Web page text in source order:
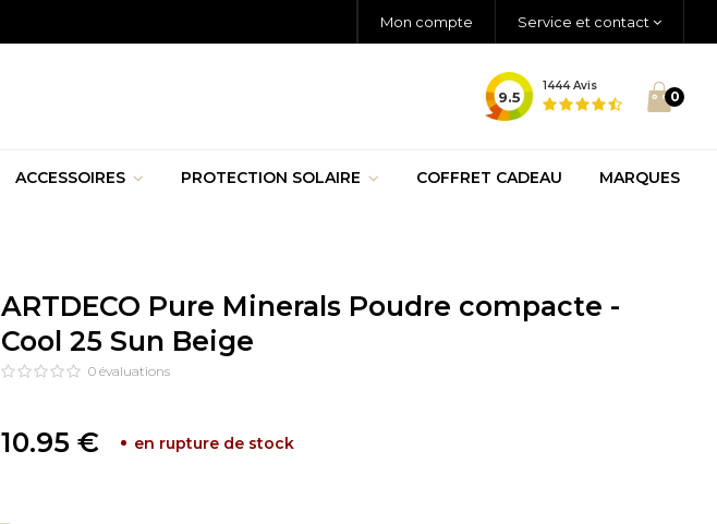
Mon compte Service et contact
9.5
1444Avis
0
ACCESSOIRES PROTECTION SOLAIRE COFFRET CADEAU MARQUES
ARTDECO Pure Minerals Poudre compacte -
Cool 25 Sun Beige
0évaluations
10.95 € en rupture de stock